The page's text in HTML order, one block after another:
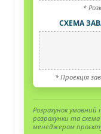
*
СХЕМА
* Проекція
Розрахунок
розрахунки та
менеджером